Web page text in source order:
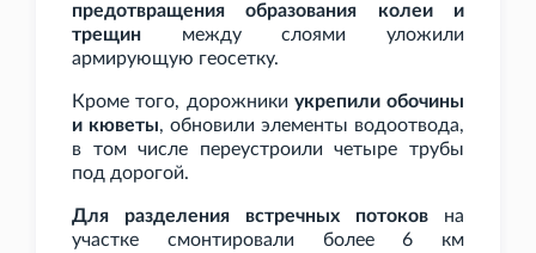
предотвращения образования колеи и
трещин между слоями уложили
армирующую геосетку.
Кроме того, дорожники укрепили обочины
и кюветы, обновили элементы водоотвода,
в том числе переустроили четыре трубы
под дорогой.
Для разделения встречных потоков на
участке смонтировали более 6
км